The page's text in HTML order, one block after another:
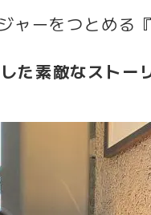
ャーをつとめる
た素敵なストー